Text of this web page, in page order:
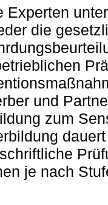
Experten
die
und Partner
zum
Prüfungen. Konkret hilft Ihnen ein
je nach